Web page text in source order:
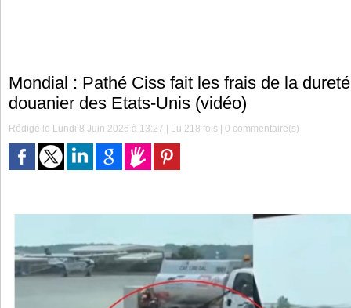
Mondial : Pathé Ciss fait les frais de la
douanier des Etats-Unis (vidéo)
Rédigé le Lundi 8 Juin 2026 à 13:27 | Lu 218 fois |0 commentaire(s)